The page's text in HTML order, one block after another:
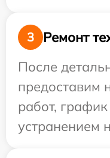
3
Ремонт
После
предоставим
работ,
устранением